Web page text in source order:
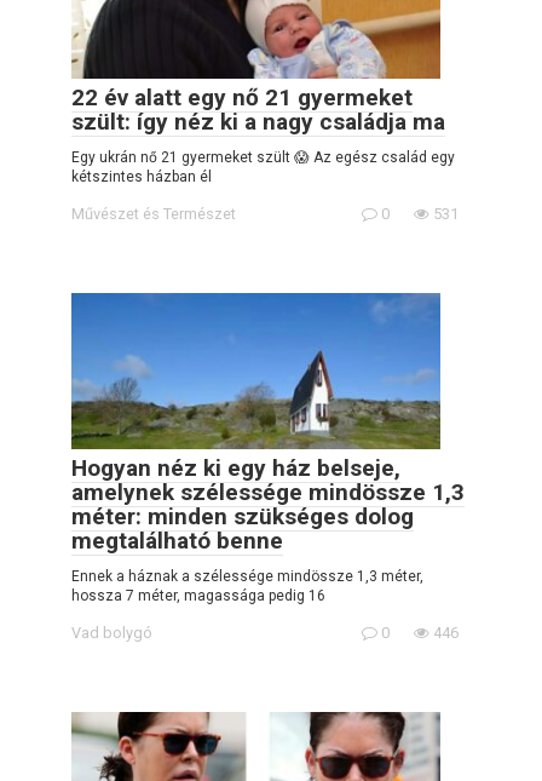
22 év alatt egy nő 21 gyermeket
szült: így néz ki a nagy családja ma
Egy ukrán nő 21 gyermeket szült 😱 Az egész család egy
kétszintes házban él
Művészet és Természet 0 531
Hogyan néz ki egy ház belseje,
amelynek szélessége mindössze 1,3
méter: minden szükséges dolog
megtalálható benne
Ennek a háznak a szélessége mindössze 1,3 méter,
hossza 7 méter, magassága pedig 16
Vad bolygó 0 446